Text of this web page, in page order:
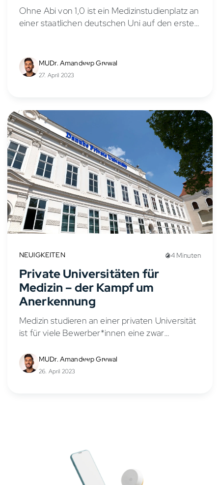
Ohne Abi von 1,0 ist ein Medizinstudienplatz an
einer staatlichen deutschen Uni auf den ersten
verbunden. Neben...
MUDr. Amandeep Grewal
27. April 2023
NEUIGKEITEN 4 Minuten
Private Universitäten für
Medizin – der Kampf um
Anerkennung
Medizin studieren an einer privaten Universität
ist für viele Bewerber*innen eine zwar
Alternative zum harten Auswahlverfahren der
staatlichen Unis im deutschsprachigen Raum.
MUDr. Amandeep Grewal
26. April 2023